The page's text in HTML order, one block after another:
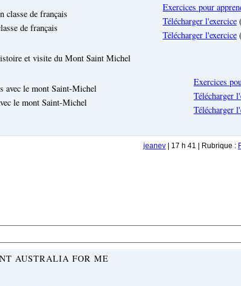
de français
Exercices pour
Télécharger l'exercice
Télécharger l'exercice
et visite du Mont Saint Michel
le mont Saint-Michel
Exercices
Télécharger
Télécharger
jeanev | 17 h 41 | Rubrique :
AUSTRALIA FOR ME